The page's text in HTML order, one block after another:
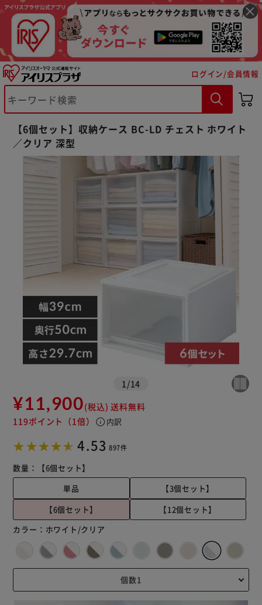
ログイン/会員情報
【6個セット】収納ケース BC-LD チェスト ホワイト
／クリア 深型
1 /14
¥11,900(税込) 送料無料
119ポイント （1倍） info 内訳
4.53 897件
数量：
【6個セット】
単品
【3個セット】
【6個セット】
【12個セット】
カラー： ホワイト/クリア
※ご確認ください